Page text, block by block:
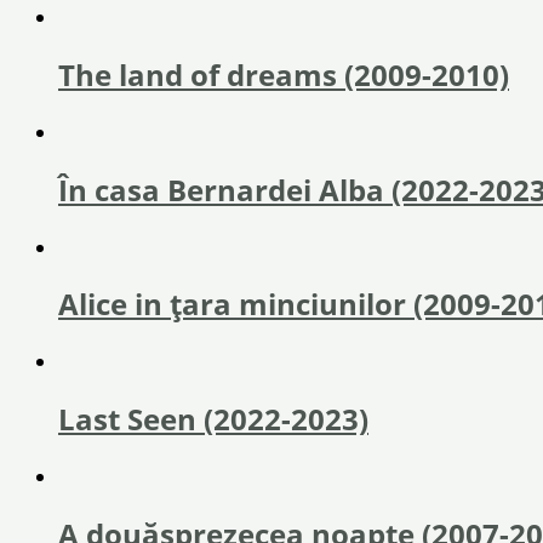
The land of dreams (2009-2010)
În casa Bernardei Alba (2022-
Alice in ţara minciunilor (2009-
Last Seen (2022-2023)
A douăsprezecea noapte (2007-